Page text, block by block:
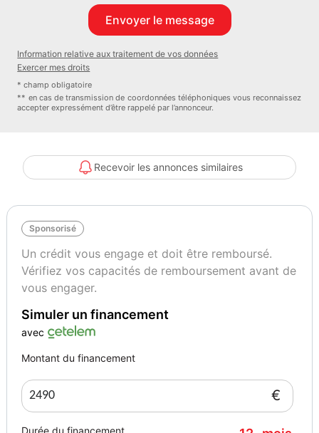
Information relative aux traitement de vos données
Exercer mes droits
* champ obligatoire
** en cas de transmission de coordonnées téléphoniques vous reconnaissez
accepter expressément d’être rappelé par l’annonceur.
Recevoir les annonces similaires
Sponsorisé
Un crédit vous engage et doit être remboursé.
Vérifiez vos capacités de remboursement avant de
vous engager.
Simuler un financement
avec
Montant du financement
€